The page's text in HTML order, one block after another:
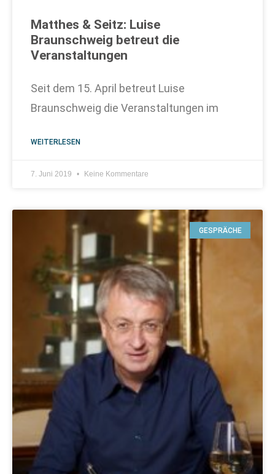
Matthes & Seitz: Luise
Braunschweig betreut die
Veranstaltungen
Seit dem 15. April betreut Luise
Braunschweig die Veranstaltungen im
WEITERLESEN
7. Juni 2019 Keine Kommentare
GESPRÄCHE